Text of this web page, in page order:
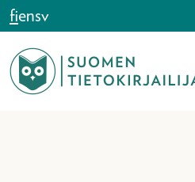
Siirry sisältöön
fiensv